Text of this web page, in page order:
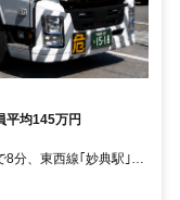
平均145万円
8分、東西線｢妙典駅｣か